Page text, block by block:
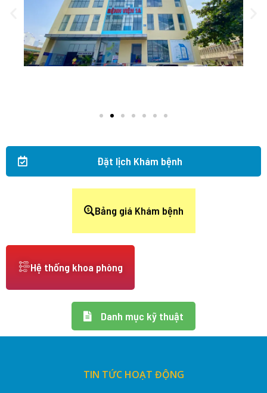
Đặt lịch Khám bệnh
Bảng giá Khám bệnh
Hệ thống khoa phòng
Danh mục kỹ thuật
TIN TỨC HOẠT ĐỘNG